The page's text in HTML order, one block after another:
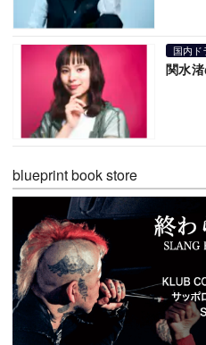
国内ド
関水
blueprint book store